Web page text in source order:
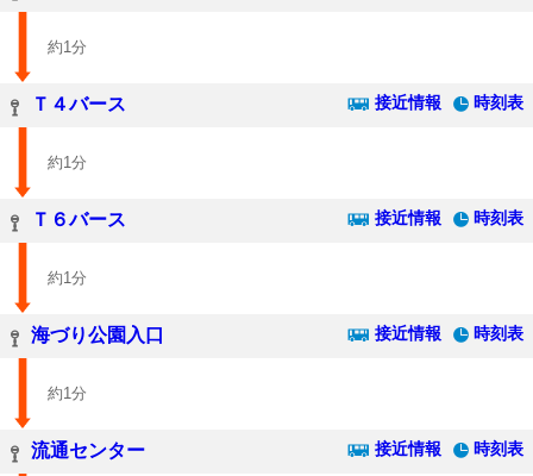
約1分
Ｔ４バース 接近情報 時刻表
約1分
Ｔ６バース 接近情報 時刻表
約1分
海づり公園入口 接近情報 時刻表
約1分
流通センター 接近情報 時刻表